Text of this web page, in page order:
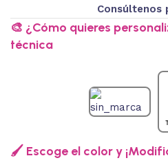
Consúltenos
🎨 ¿Cómo quieres
técnica
🖌️ Escoge el color y